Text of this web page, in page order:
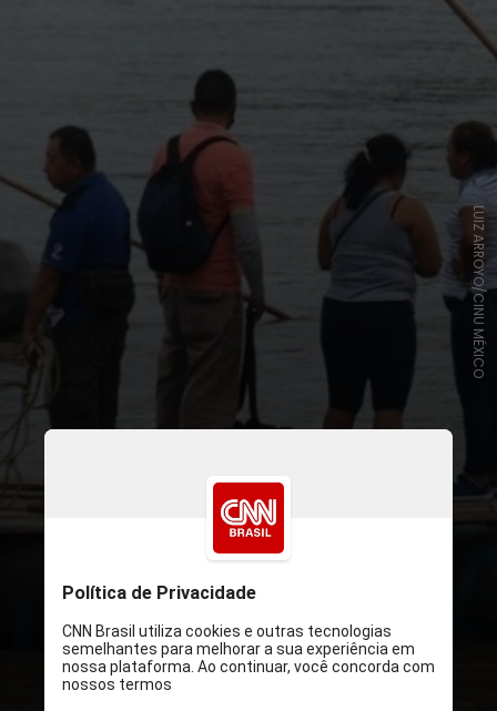
Este é o maior número registado em
uma década, de acordo com as
estatísticas mais recentes
publicadas pela Comissão Mexicana
de Ajuda aos Refugiados (Comar)
LUIZ ARROYO/CINU MÉXICO